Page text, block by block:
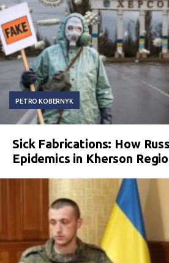
PETRO KOBERNYK
Sick Fabrications: How
Epidemics in Kherson